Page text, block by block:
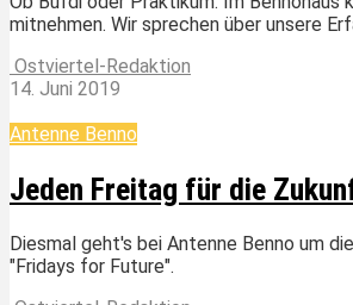
mitnehmen. Wir sprechen über unsere
Ostviertel-Redaktion
14. Juni 2019
Antenne Benno
Jeden Freitag für die
Diesmal geht's bei Antenne Benno um
"Fridays for Future".